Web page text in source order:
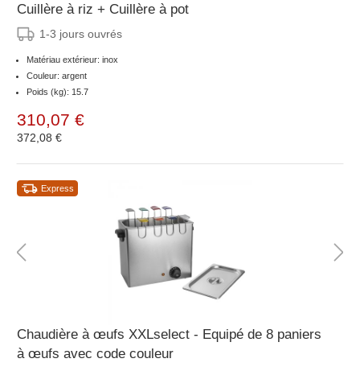
Cuillère à riz + Cuillère à pot
1-3 jours ouvrés
Matériau extérieur: inox
Couleur: argent
Poids (kg): 15.7
310,07 €
372,08 €
Express
Chaudière à œufs XXLselect - Equipé de 8 paniers
à œufs avec code couleur